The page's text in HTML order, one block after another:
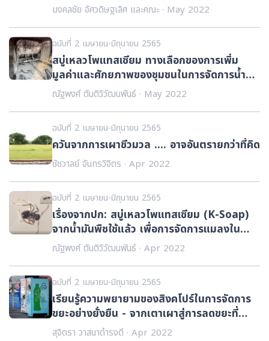
มงคลชัย อัศวดิษฐเลิศ และคณะ · May 2022
ฉบับที่ 2 เมษายน-มิถุนายน 2565
สบู่เหลวโพแทสเซียม ทางเลือกของการเพิ่ม
มูลค่าและศักยภาพของชุมชนในการจัดการน้ำมัน
พืชใช้แล้วได้ด้วยตัวเอง - การทดสอบใช้เป็นสาร
ทำความสะอาดพื้นและรถเก็บขยะ
ณัฐพงศ์ ตันติวิวัฒนพันธ์ · May 2022
ฉบับที่ 2 เมษายน-มิถุนายน 2565
ควันจากการเผาชีวมวล .... อาจอันตรายกว่าที่คิด
ชัชวาลย์ จันทรวิจิตร · Apr 2022
ฉบับที่ 2 เมษายน-มิถุนายน 2565
เรื่องจากปก: สบู่เหลวโพแทสเซียม (K-Soap)
จากน้ำมันพืชใช้แล้ว เพื่อการจัดการแมลงใน
แปลงเกษตรอินทรีย์
ณัฐพงศ์ ตันติวิวัฒนพันธ์ · Apr 2022
ฉบับที่ 2 เมษายน-มิถุนายน 2565
เรียนรู้ความพยายามของสิงคโปร์ในการจัดการ
ขยะอย่างยั่งยืน - จากเตาเผาสู่การลดขยะที่
ต้นทาง
สุจิตรา วาสนาดำรงดี · Apr 2022